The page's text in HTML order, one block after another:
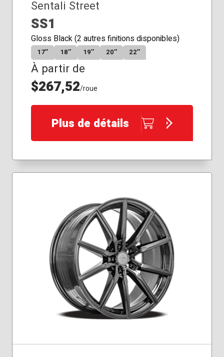
Sentali Street
SS1
Gloss Black (2 autres finitions disponibles)
17″ 18″ 19″ 20″ 22″
À partir de
$267,52/roue
Plus de détails